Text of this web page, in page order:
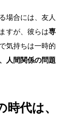
場合には、友人
すが、彼らは専
気持ちは一時的
人間関係の問題
代は、